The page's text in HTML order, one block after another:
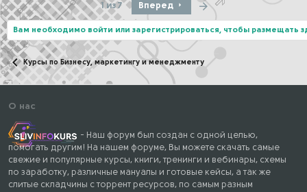
1 из 7 Вперед Последняя
Вам необходимо войти или зарегистрироваться, чтобы размещать
Курсы по Бизнесу, маркетингу и менеджменту
О нас
- Наш форум был создан с одной целью,
помогать другим! На нашем форуме, Вы можете скачать самые
свежие и популярные курсы, книги, тренинги и вебинары, схемы
по заработку, различные мануалы и готовые кейсы, а так же
слитые складчины с торрент ресурсов, по самым разным